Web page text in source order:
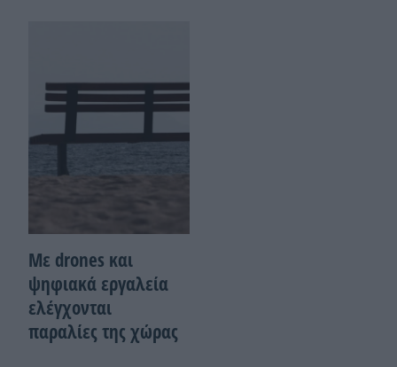
Με drones και
ψηφιακά εργαλεία
ελέγχονται
παραλίες της χώρας